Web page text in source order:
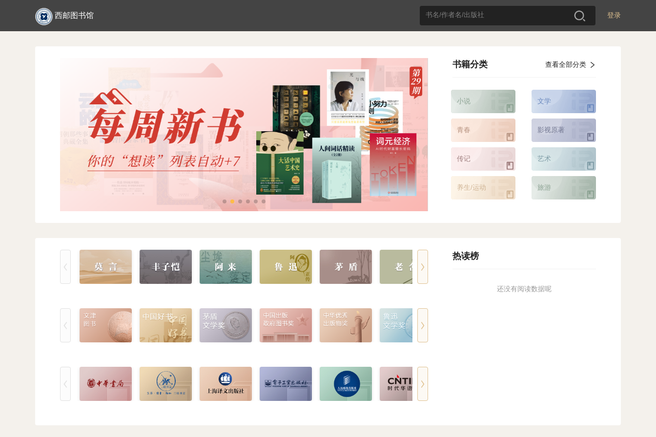
登录
西邮图书馆
书籍分类 查看全部分类
小说 文学
青春 影视原著
传记 艺术
养生/运动 旅游
热读榜
还没有阅读数据呢